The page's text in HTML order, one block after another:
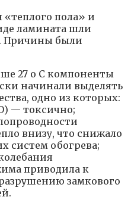
«теплого пола» и
ламината шли
Причины были
27 o С компоненты
начинали выделять
одно из которых:
— токсично;
внизу, что снижало
систем обогрева;
приводила к
замкового